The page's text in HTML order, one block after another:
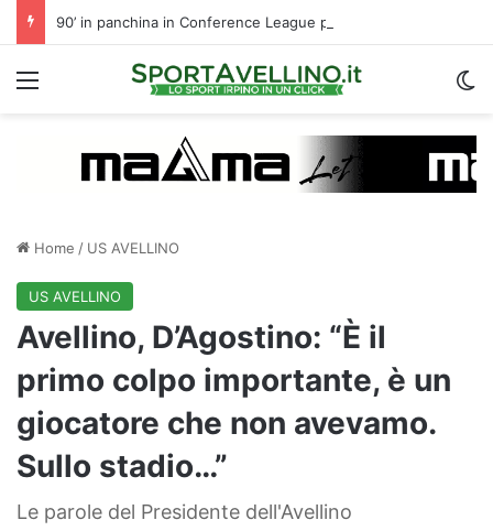
Menu
Home / US AVELLINO
US AVELLINO
Avellino, D’Agostino: “È il
primo colpo importante, è un
giocatore che non avevamo.
Sullo stadio…”
Le parole del Presidente dell'Avellino